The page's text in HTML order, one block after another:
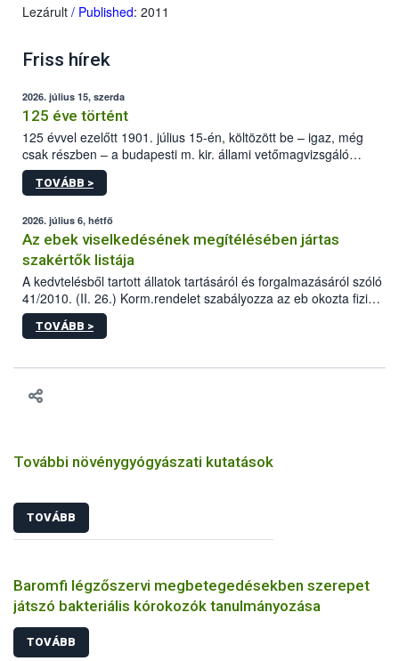
Lezárult / Published: 2011
Friss hírek
2026. július 15, szerda
125 éve történt
125 évvel ezelőtt 1901. július 15-én, költözött be – igaz, még
csak részben – a budapesti m. kir. állami vetőmagvizsgáló
állomás a Kis Rókus utca 15. szám alatti, Czigler Győző által
tervezett új épületébe.
TOVÁBB >
2026. július 6, hétfő
Az ebek viselkedésének megítélésében jártas
szakértők listája
A kedvtelésből tartott állatok tartásáról és forgalmazásáról szóló
41/2010. (II. 26.) Korm.rendelet szabályozza az eb okozta fizikai
sérülés, illetve ennek veszélye keletkezésekor felmerülő
hatósági feladatokat, valamint a veszélyes eb tartását és annak
vonni az ebek viselkedésének megítélésében jártas szakértőt.
TOVÁBB >
További növénygyógyászati kutatások
TOVÁBB
Baromfi légzőszervi megbetegedésekben szerepet
játszó bakteriális kórokozók tanulmányozása
TOVÁBB